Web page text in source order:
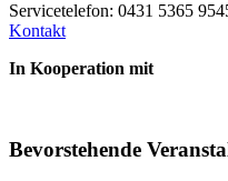
Servicetelefon: 0431 5365
Kontakt
In Kooperation mit
Bevorstehende